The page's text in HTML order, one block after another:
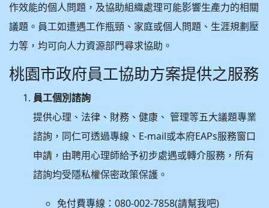
作效能的個人問題，及協助組織處理可能影響生產力的相關
議題。員工如遭遇工作瓶頸、家庭或個人問題、生涯規劃壓
力等，均可向人力資源部門尋求協助。
桃園市政府員工協助方案提供之服務
員工個別諮詢
提供心理、法律、財務、健康、 管理等五大議題專業
諮詢，同仁可透過專線、E-mail或本府EAPs服務窗口
申請，由聘用心理師給予初步處遇或轉介服務，所有
諮詢均受隱私權保密政策保護。
免付費專線：080-002-7858(請幫我吧)